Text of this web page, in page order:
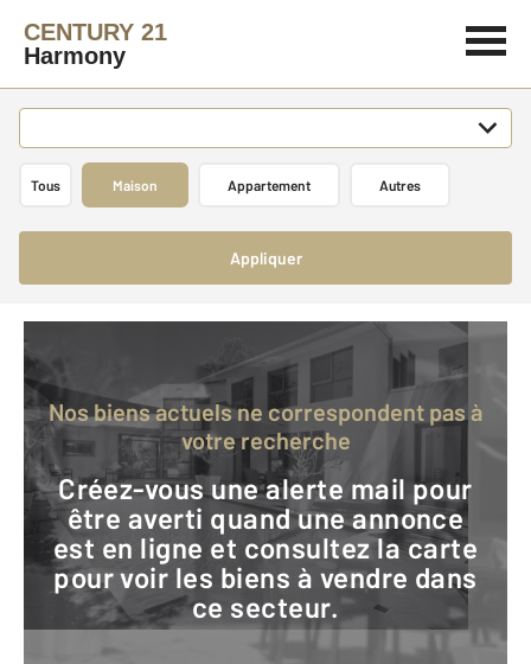
CENTURY 21
Harmony
Tous Maison Appartement Autres
Appliquer
Nos biens actuels ne correspondent pas à
votre recherche
Créez-vous une alerte mail pour
être averti quand une annonce
est en ligne et consultez la carte
pour voir les biens à vendre dans
ce secteur.